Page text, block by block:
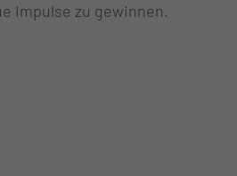
Impulse zu gewinnen.